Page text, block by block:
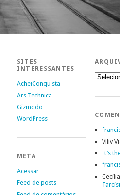
SITES
INTERESSANTES
AcheiConquista
Ars Technica
Gizmodo
WordPress
META
Acessar
Feed de posts
Arquivo
Viliv
It’s